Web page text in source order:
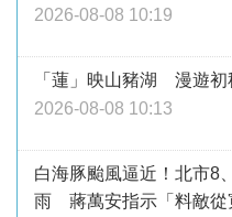
2026-08-08 10:19
「蓮」映山豬湖 漫遊初
2026-08-08 10:13
白海豚颱風逼近！北市8
雨 蔣萬安指示「料敵從